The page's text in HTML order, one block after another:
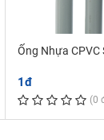
Ống Nhựa CPVC
1đ
(0